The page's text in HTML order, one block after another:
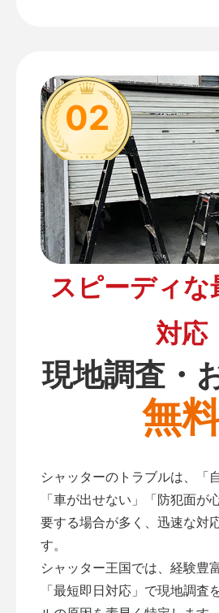
02
スピーディな
対応
現地調査・
無
シャッターのトラブルは、「
「車が出せない」「防犯面が
要する場合が多く、迅速な対
す。
シャッター王国では、経験豊
「最短即日対応」で現地調査